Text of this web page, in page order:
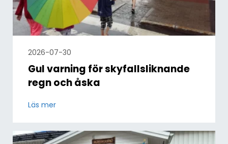
2026-07-30
Gul varning för skyfallsliknande
regn och åska
Läs mer